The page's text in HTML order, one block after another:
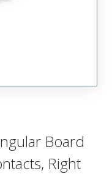
Board
Right